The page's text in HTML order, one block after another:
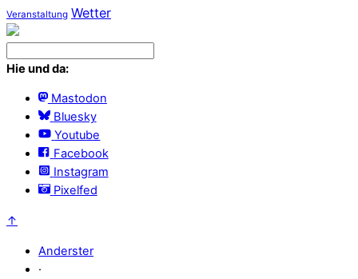
Veranstaltung Wetter
Hie und da:
Mastodon
Bluesky
Youtube
Facebook
Instagram
Pixelfed
↑
Anderster
·